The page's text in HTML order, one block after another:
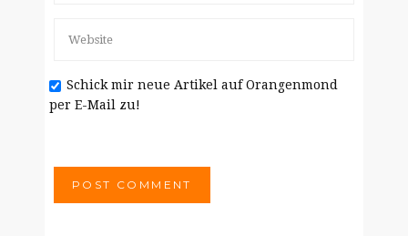
Schick mir neue Artikel auf Orangenmond
per E-Mail zu!